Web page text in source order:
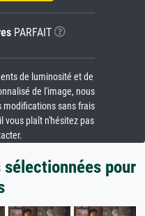
PARFAIT
de luminosité et de
de l'image, nous
modifications sans frais
vous plaît n'hésitez pas
pour